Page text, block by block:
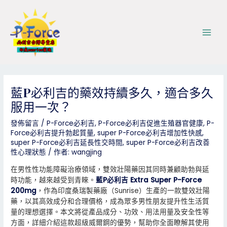
藍P必利吉的藥效持續多久，適合多久
服用一次？
發佈留言 /P-Force必利吉,P-Force必利吉促進生殖器官健康,P-
Force必利吉提升勃起質量,super P-Force必利吉增加性快感,
super P-Force必利吉延長性交時間,super P-Force必利吉改善
性心理狀態 / 作者:wangjing
在男性性功能障礙治療領域，雙效壯陽藥因其同時兼顧助勃與延
時功能，越來越受到青睞。藍P必利吉 Extra Super P-Force
200mg ，作為印度桑瑞製藥廠（Sunrise）生產的一款雙效壯陽
藥，以其高效成分和合理價格，成為眾多男性朋友提升性生活質
量的理想選擇。本文將從產品成分、功效、用法用量及安全性等
方面，詳細介紹這款超級威爾鋼的優勢，幫助你全面瞭解其使用
navigation